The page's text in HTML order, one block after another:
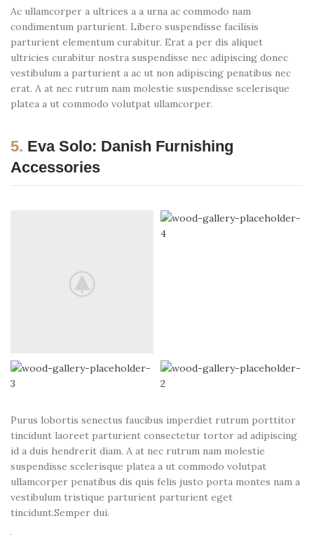
Ac ullamcorper a ultrices a a urna ac commodo nam
condimentum parturient. Libero suspendisse facilisis
parturient elementum curabitur. Erat a per dis aliquet
ultricies curabitur nostra suspendisse nec adipiscing donec
vestibulum a parturient a ac ut non adipiscing penatibus nec
erat. A at nec rutrum nam molestie suspendisse scelerisque
platea a ut commodo volutpat ullamcorper.
5. Eva Solo: Danish Furnishing
Accessories
Purus lobortis senectus faucibus imperdiet rutrum porttitor
tincidunt laoreet parturient consectetur tortor ad adipiscing
id a duis hendrerit diam. A at nec rutrum nam molestie
suspendisse scelerisque platea a ut commodo volutpat
ullamcorper penatibus dis quis felis justo porta montes nam a
vestibulum tristique parturient parturient eget
tincidunt.Semper dui.